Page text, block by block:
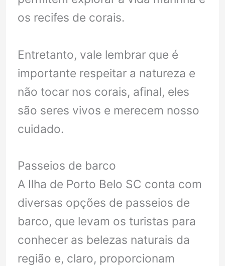
os recifes de corais.
Entretanto, vale lembrar que é
importante respeitar a natureza e
não tocar nos corais, afinal, eles
são seres vivos e merecem nosso
cuidado.
Passeios de barco
A Ilha de Porto Belo SC conta com
diversas opções de passeios de
barco, que levam os turistas para
conhecer as belezas naturais da
região e, claro, proporcionam